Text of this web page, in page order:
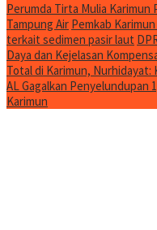
Perumda Tirta Mulia Karimun
Tampung Air Pemkab
terkait sedimen pasir laut
Daya dan Kejelasan
Total di Karimun, Nurhidayat:
AL Gagalkan Penyelundupan
Karimun